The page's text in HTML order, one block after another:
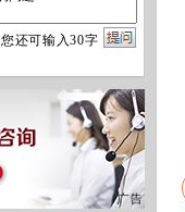
您还可输入30字